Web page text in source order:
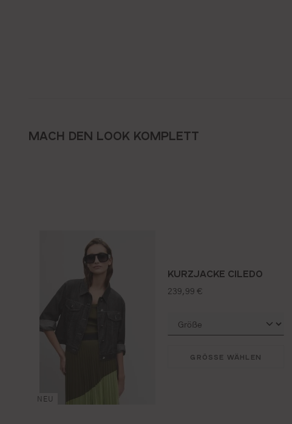
MACH DEN LOOK KOMPLETT
NEU
KURZJACKE CILEDO
regulärer preis:
239,99 €
GRÖSSE WÄHLEN